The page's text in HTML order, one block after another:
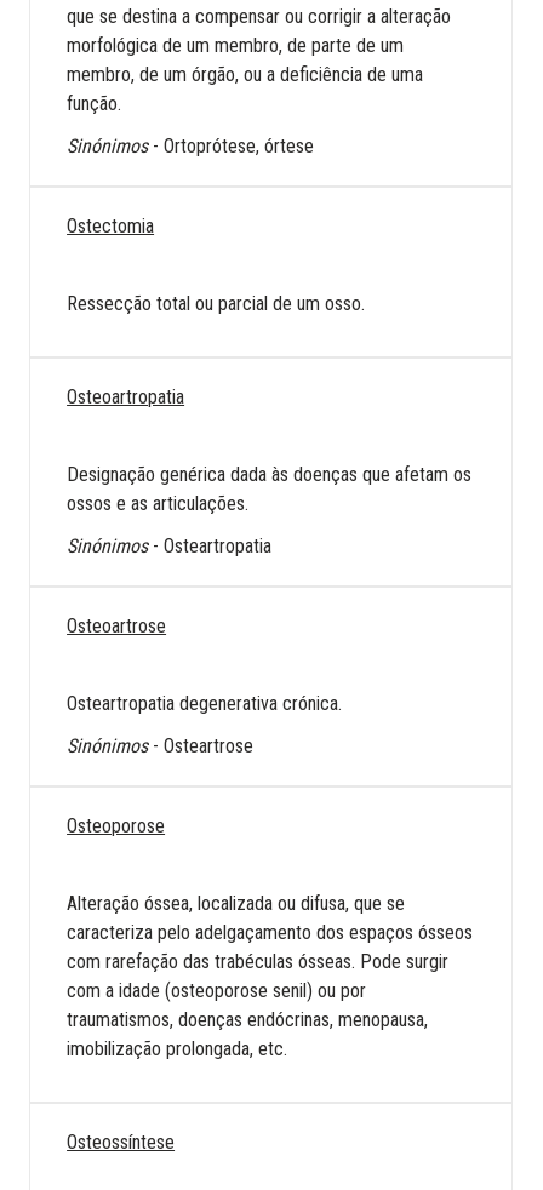
que se destina a compensar ou corrigir a alteração
morfológica de um membro, de parte de um
membro, de um órgão, ou a deficiência de uma
função.
Sinónimos- Ortoprótese, órtese
Ostectomia
Ressecção total ou parcial de um osso.
Osteoartropatia
Designação genérica dada às doenças que afetam os
ossos e as articulações.
Sinónimos- Osteartropatia
Osteoartrose
Osteartropatia degenerativa crónica.
Sinónimos- Osteartrose
Osteoporose
Alteração óssea, localizada ou difusa, que se
caracteriza pelo adelgaçamento dos espaços ósseos
com rarefação das trabéculas ósseas. Pode surgir
com a idade (osteoporose senil) ou por
traumatismos, doenças endócrinas, menopausa,
imobilização prolongada, etc.
Osteossíntese